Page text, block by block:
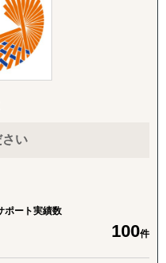
からない」
がない」
し穴が多そうで困ってい
できていない」
を細かい粒度で分析した
解できない」
ジショニング戦略が定ま
国ロサンゼルスに現地法
点を有し、日本側の戦略
チームでシームレスにつ
本企業の海外進出をご支
・伝統工芸品・スポーツ
応業界は10以上にわたり
経験がない」中小企業の
大までを、日本語で安心
まへ】
の国に・何を・どうやっ
ない
い
ポート実績数
100件